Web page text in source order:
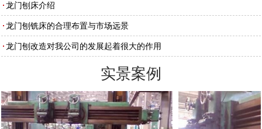
龙门刨床介绍
龙门刨铣床的合理布置与市场远景
龙门刨改造对我公司的发展起着很大的作用
实景案例